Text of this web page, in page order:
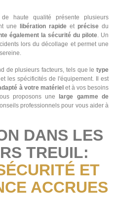
de haute qualité présente plusieurs
une
libération rapide et précise du
également la sécurité du pilote. Un
lors du décollage et permet une
de plusieurs facteurs, tels que le type
les spécificités de l'équipement. Il est
à votre matériel et à vos besoins
proposons une large gamme de
professionnels pour vous aider à
DANS LES
TREUIL:
ET
ACCRUES